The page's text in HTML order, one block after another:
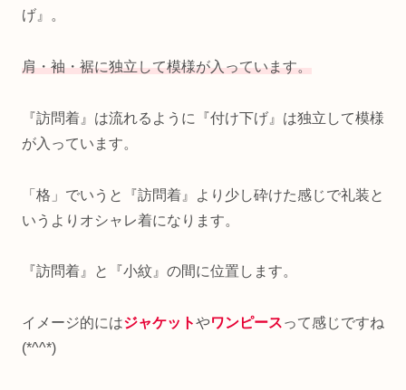
げ』。
肩・袖・裾に独立して模様が入っています。
『訪問着』は流れるように『付け下げ』は独立して模様
が入っています。
「格」でいうと『訪問着』より少し砕けた感じで礼装と
いうよりオシャレ着になります。
『訪問着』と『小紋』の間に位置します。
イメージ的にはジャケットやワンピースって感じですね
(*^^*)